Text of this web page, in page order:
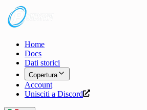
Home
Docs
Dati storici
Copertura
Account
Unisciti a Discord